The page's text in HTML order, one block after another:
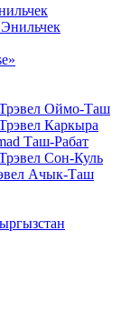
Оймо-Таш
Каркыра
Таш-Рабат
Сон-Куль
Ачык-Таш